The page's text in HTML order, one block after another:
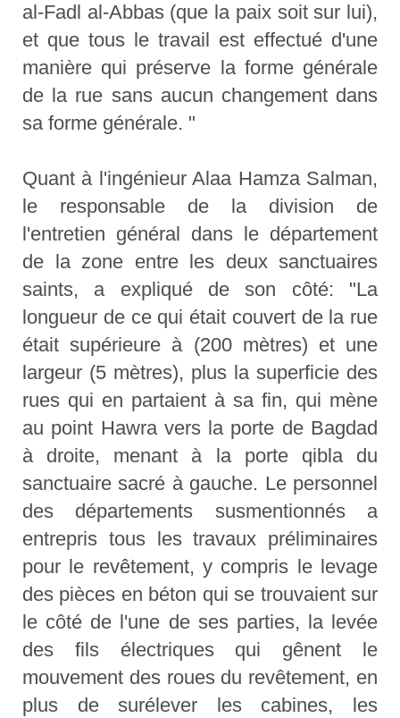
al-Fadl al-Abbas (que la paix soit sur lui),
et que tous le travail est effectué d'une
manière qui préserve la forme générale
de la rue sans aucun changement dans
sa forme générale. "
Quant à l'ingénieur Alaa Hamza Salman,
le responsable de la division de
l'entretien général dans le département
de la zone entre les deux sanctuaires
saints, a expliqué de son côté: "La
longueur de ce qui était couvert de la rue
était supérieure à (200 mètres) et une
largeur (5 mètres), plus la superficie des
rues qui en partaient à sa fin, qui mène
au point Hawra vers la porte de Bagdad
à droite, menant à la porte qibla du
sanctuaire sacré à gauche. Le personnel
des départements susmentionnés a
entrepris tous les travaux préliminaires
pour le revêtement, y compris le levage
des pièces en béton qui se trouvaient sur
le côté de l'une de ses parties, la levée
des fils électriques qui gênent le
mouvement des roues du revêtement, en
plus de surélever les cabines, les